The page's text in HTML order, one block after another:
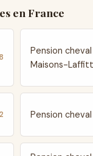
en France
Pension
Maisons-
Pension